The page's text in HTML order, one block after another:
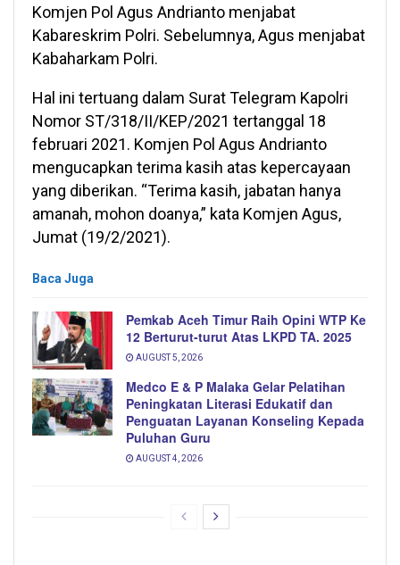
Komjen Pol Agus Andrianto menjabat
Kabareskrim Polri. Sebelumnya, Agus menjabat
Kabaharkam Polri.
Hal ini tertuang dalam Surat Telegram Kapolri
Nomor ST/318/II/KEP/2021 tertanggal 18
februari 2021. Komjen Pol Agus Andrianto
mengucapkan terima kasih atas kepercayaan
yang diberikan. “Terima kasih, jabatan hanya
amanah, mohon doanya,” kata Komjen Agus,
Jumat (19/2/2021).
Baca Juga
Pemkab Aceh Timur Raih Opini WTP Ke
12 Berturut-turut Atas LKPD TA. 2025
AUGUST 5, 2026
Medco E & P Malaka Gelar Pelatihan
Peningkatan Literasi Edukatif dan
Penguatan Layanan Konseling Kepada
Puluhan Guru
AUGUST 4, 2026